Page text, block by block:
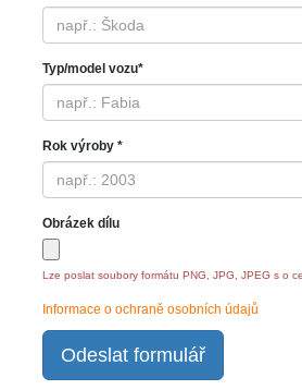
Typ/model vozu*
Rok výroby *
Obrázek dílu
Lze poslat soubory formátu PNG, JPG, JPEG s o
Informace o ochraně osobních údajů
Odeslat formulář